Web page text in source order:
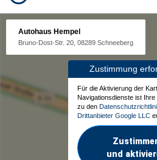
Autohaus Hempel
Bruno-Dost-Str. 20, 08289 Schneeberg
Zustimmung
Für die Aktivierung der
Navigationsdienste ist Ihre
zu den
Drittanbieter Google LLC
und